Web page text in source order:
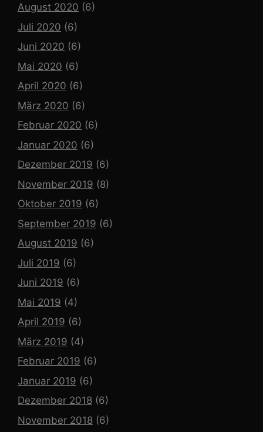
August 2020 (6)
Juli 2020 (6)
Juni 2020 (6)
Mai 2020 (6)
April 2020 (6)
März 2020 (6)
Februar 2020 (6)
Januar 2020 (6)
Dezember 2019 (6)
November 2019 (8)
Oktober 2019 (6)
September 2019 (6)
August 2019 (6)
Juli 2019 (6)
Juni 2019 (6)
Mai 2019 (4)
April 2019 (6)
März 2019 (4)
Februar 2019 (6)
Januar 2019 (6)
Dezember 2018 (6)
November 2018 (6)